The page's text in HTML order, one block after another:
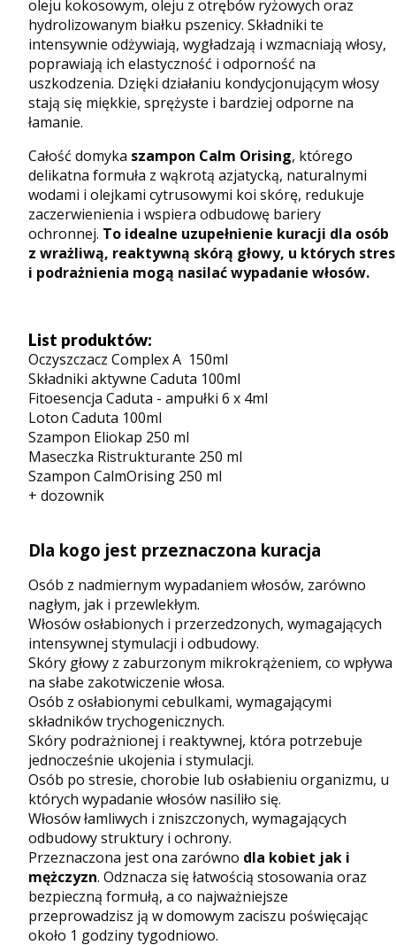
oleju kokosowym, oleju z otrębów ryżowych oraz
hydrolizowanym białku pszenicy. Składniki te
intensywnie odżywiają, wygładzają i wzmacniają włosy,
poprawiają ich elastyczność i odporność na
uszkodzenia. Dzięki działaniu kondycjonującym włosy
stają się miękkie, sprężyste i bardziej odporne na
łamanie.
Całość domyka szampon Calm Orising, którego
delikatna formuła z wąkrotą azjatycką, naturalnymi
wodami i olejkami cytrusowymi koi skórę, redukuje
zaczerwienienia i wspiera odbudowę bariery
ochronnej. To idealne uzupełnienie kuracji dla osób
z wrażliwą, reaktywną skórą głowy, u których stres
i podrażnienia mogą nasilać wypadanie włosów.
List produktów:
Oczyszczacz Complex A 150ml
Składniki aktywne Caduta 100ml
Fitoesencja Caduta - ampułki 6 x 4ml
Loton Caduta 100ml
Szampon Eliokap 250 ml
Maseczka Ristrukturante 250 ml
Szampon CalmOrising 250 ml
+ dozownik
Dla kogo jest przeznaczona kuracja
Osób z nadmiernym wypadaniem włosów, zarówno
nagłym, jak i przewlekłym.
Włosów osłabionych i przerzedzonych, wymagających
intensywnej stymulacji i odbudowy.
Skóry głowy z zaburzonym mikrokrążeniem, co wpływa
na słabe zakotwiczenie włosa.
Osób z osłabionymi cebulkami, wymagającymi
składników trychogenicznych.
Skóry podrażnionej i reaktywnej, która potrzebuje
jednocześnie ukojenia i stymulacji.
Osób po stresie, chorobie lub osłabieniu organizmu, u
których wypadanie włosów nasiliło się.
Włosów łamliwych i zniszczonych, wymagających
odbudowy struktury i ochrony.
Przeznaczona jest ona zarówno dla kobiet jak i
mężczyzn. Odznacza się łatwością stosowania oraz
bezpieczną formułą, a co najważniejsze
przeprowadzisz ją w domowym zaciszu poświęcając
około 1 godziny tygodniowo.